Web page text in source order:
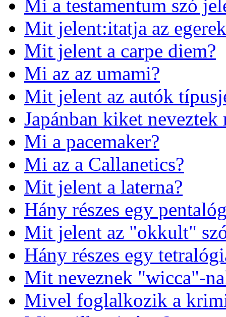
Mi a testamentum szó
Mit jelent:itatja az
Mit jelent a carpe diem?
Mi az az umami?
Mit jelent az autók
Japánban kiket
Mi a pacemaker?
Mi az a Callanetics?
Mit jelent a laterna?
Hány részes egy
Mit jelent az "okkult"
Hány részes egy
Mit neveznek "wicca"-
Mivel foglalkozik a